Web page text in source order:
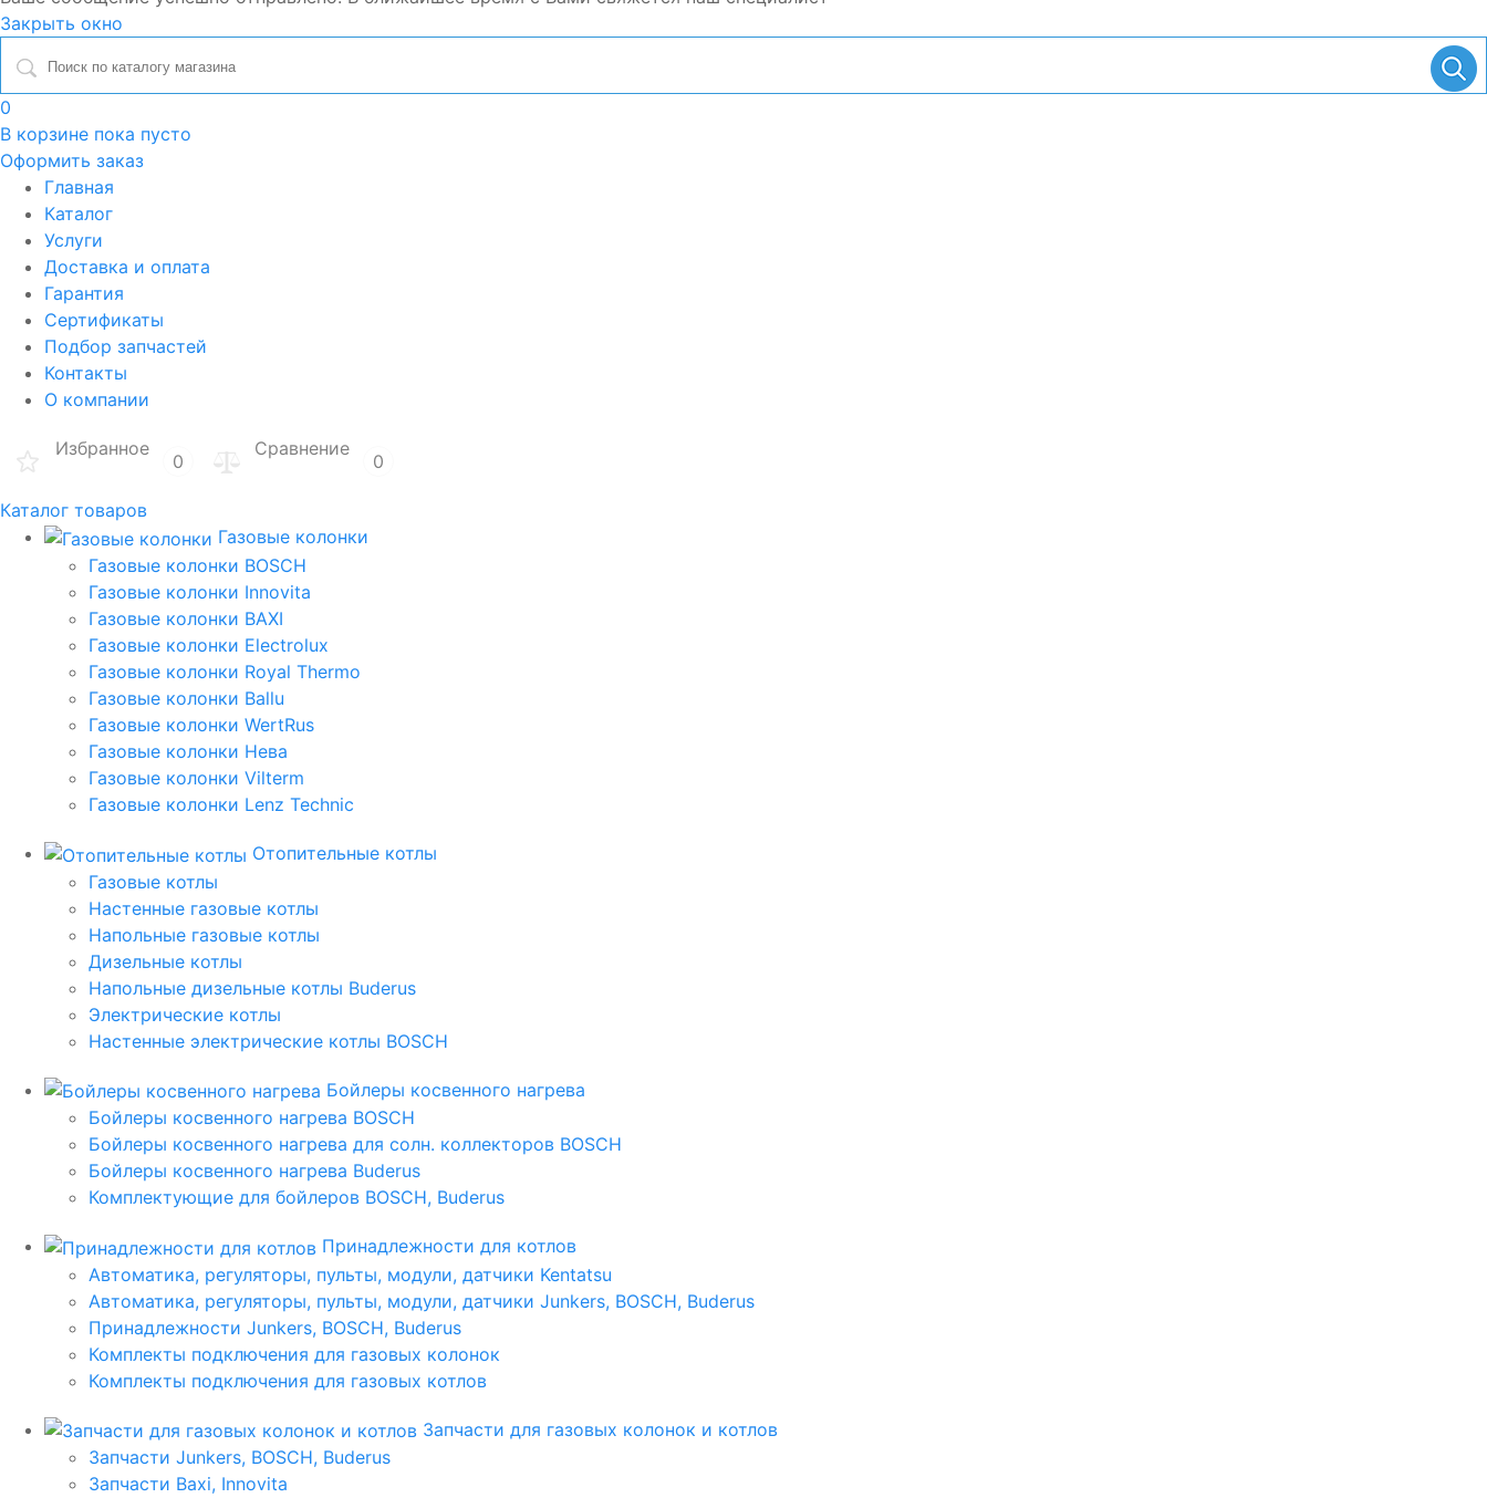
Закрыть окно
0
В корзине пока пусто
Оформить заказ
Главная
Каталог
Услуги
Доставка и оплата
Гарантия
Сертификаты
Подбор запчастей
Контакты
О компании
Избранное
0
Сравнение
0
Каталог товаров
Газовые колонки
Газовые колонки BOSCH
Газовые колонки Innovita
Газовые колонки BAXI
Газовые колонки Electrolux
Газовые колонки Royal Thermo
Газовые колонки Ballu
Газовые колонки WertRus
Газовые колонки Нева
Газовые колонки Vilterm
Газовые колонки Lenz Technic
Отопительные котлы
Газовые котлы
Настенные газовые котлы
Напольные газовые котлы
Дизельные котлы
Напольные дизельные котлы Buderus
Электрические котлы
Настенные электрические котлы BOSCH
Бойлеры косвенного нагрева
Бойлеры косвенного нагрева BOSCH
Бойлеры косвенного нагрева для солн. коллекторов BOSCH
Бойлеры косвенного нагрева Buderus
Комплектующие для бойлеров BOSCH, Buderus
Принадлежности для котлов
Автоматика, регуляторы, пульты, модули, датчики Kentatsu
Автоматика, регуляторы, пульты, модули, датчики Junkers, BOSCH, Buderus
Принадлежности Junkers, BOSCH, Buderus
Комплекты подключения для газовых колонок
Комплекты подключения для газовых котлов
Запчасти для газовых колонок и котлов
Запчасти Junkers, BOSCH, Buderus
Запчасти Baxi, Innovita